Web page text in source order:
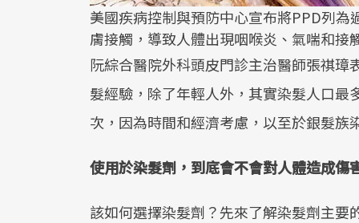
美國疾病控制與預防中心宣布將PPD列
膚接觸，導致人體出現咽喉炎、氣喘和接
阮綜合醫院外科頭皮門診主治醫師張祺
髮經驗，除了年輕人外，其實染髮人口
次，因為時間和經濟考慮，以至於銀髮族
使用於染髮劑，到底會不會對人體造成傷
該如何選擇染髮劑？先來了解染髮劑主要